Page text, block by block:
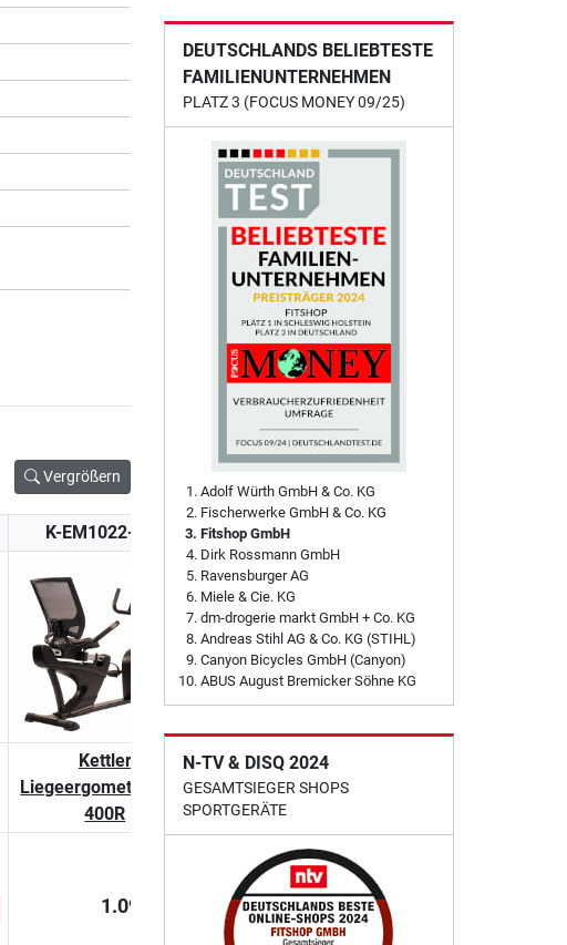
Vergrößern
K-EM1022-100
Kettler
Liegeergometer Ergo
400R
1.099,00 €
DEUTSCHLANDS BELIEBTESTE
FAMILIENUNTERNEHMEN
PLATZ 3 (FOCUS MONEY 09/25)
Adolf Würth GmbH & Co. KG
Fischerwerke GmbH & Co. KG
Fitshop GmbH
Dirk Rossmann GmbH
Ravensburger AG
Miele & Cie. KG
dm-drogerie markt GmbH + Co. KG
Andreas Stihl AG & Co. KG (STIHL)
Canyon Bicycles GmbH (Canyon)
ABUS August Bremicker Söhne KG
N-TV & DISQ 2024
GESAMTSIEGER SHOPS
SPORTGERÄTE